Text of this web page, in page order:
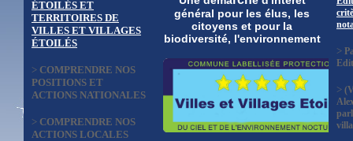
ÉTOILÉS ET
TERRITOIRES DE
VILLES ET VILLAGES
ÉTOILÉS
> COMPRENDRE NOS
POSITIONS ET
ACTIONS NATIONALES
> COMPRENDRE NOS
ACTIONS LOCALES
général pour les élus, les
citoyens et pour la
biodiversité, l'environnement
>
>